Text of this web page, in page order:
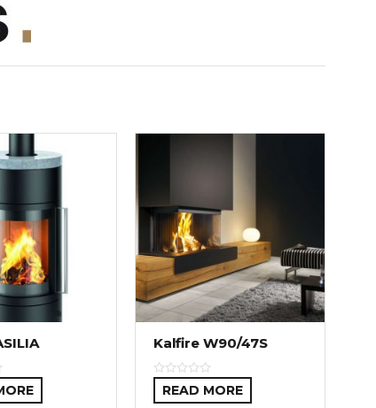
Kalfire W90/47S
READ MORE